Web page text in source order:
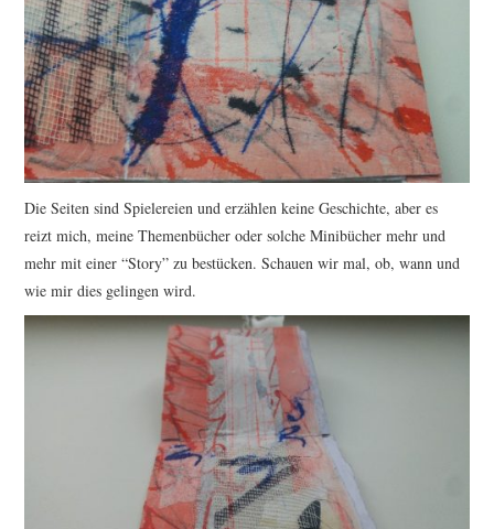
Die Seiten sind Spielereien und erzählen keine Geschichte, aber es
reizt mich, meine Themenbücher oder solche Minibücher mehr und
mehr mit einer “Story” zu bestücken. Schauen wir mal, ob, wann und
wie mir dies gelingen wird.